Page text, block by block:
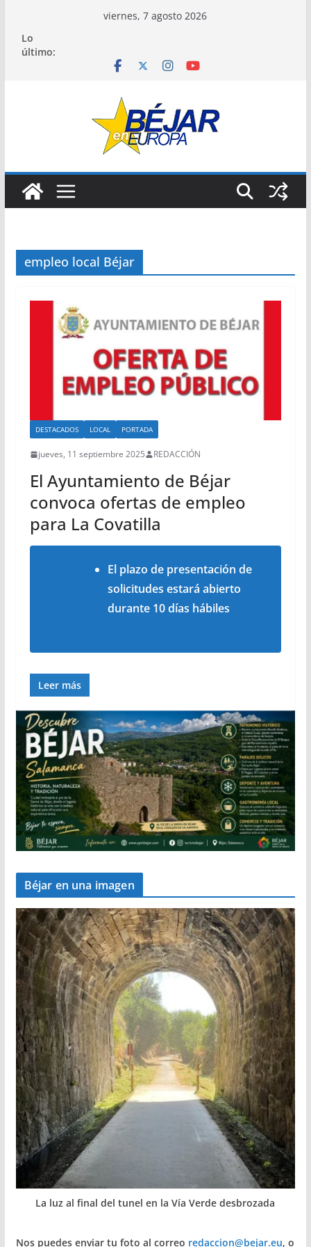
contenido
viernes, 7 agosto 2026
Lo
último:
empleo local Béjar
DESTACADOS LOCAL PORTADA
jueves, 11 septiembre 2025 REDACCIÓN
El Ayuntamiento de Béjar
convoca ofertas de empleo
para La Covatilla
El plazo de presentación de
solicitudes estará abierto
durante 10 días hábiles
Leer más
Béjar en una imagen
La luz al final del tunel en la Vía Verde desbrozada
Nos puedes enviar tu foto al correo redaccion@bejar.eu, o